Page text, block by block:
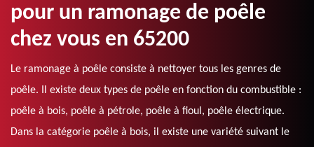
pour un ramonage de poêle
chez vous en 65200
Le ramonage à poêle consiste à nettoyer tous les genres de
poêle. Il existe deux types de poêle en fonction du combustible :
poêle à bois, poêle à pétrole, poêle à fioul, poêle électrique.
Dans la catégorie poêle à bois, il existe une variété suivant le